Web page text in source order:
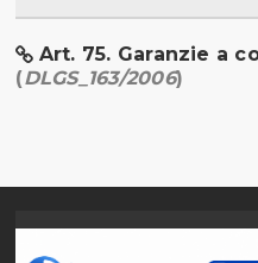
Art. 75. Garanzie a
(DLGS_163/2006)